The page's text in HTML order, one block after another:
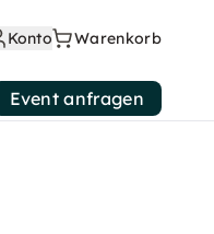
Konto Warenkorb
Event anfragen